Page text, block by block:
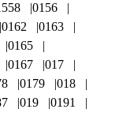
0156
0162
0163
0165
0167
017
0179
018
019
0191